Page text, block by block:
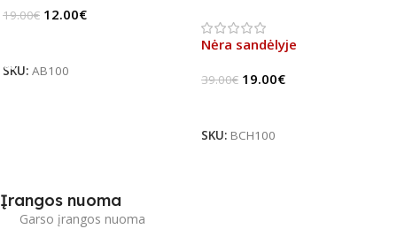
19.00€ 12.00€
SKU: AB100
Nėra sandėlyje
39.00€ 19.00€
SKU: BCH100
Įrangos nuoma
Garso įrangos nuoma